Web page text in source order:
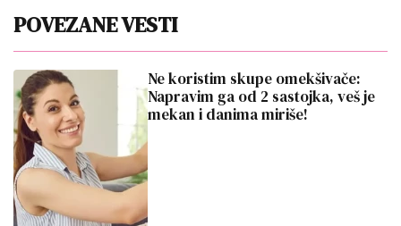
POVEZANE VESTI
Ne koristim skupe omekšivače:
Napravim ga od 2 sastojka, veš je
mekan i danima miriše!